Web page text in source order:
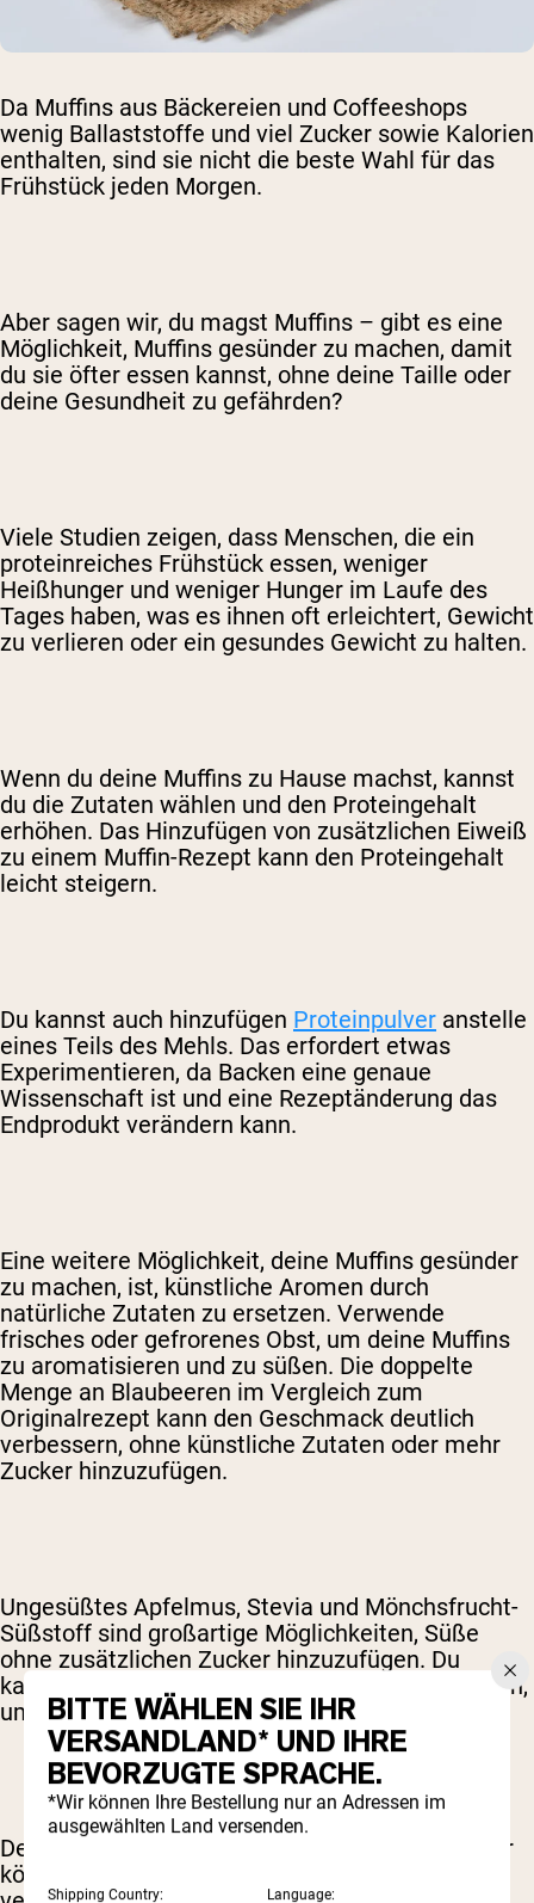
Da Muffins aus Bäckereien und Coffeeshops
wenig Ballaststoffe und viel Zucker sowie Kalorien
enthalten, sind sie nicht die beste Wahl für das
Frühstück jeden Morgen.
Aber sagen wir, du magst Muffins – gibt es eine
Möglichkeit, Muffins gesünder zu machen, damit
du sie öfter essen kannst, ohne deine Taille oder
deine Gesundheit zu gefährden?
Viele Studien zeigen, dass Menschen, die ein
proteinreiches Frühstück essen, weniger
Heißhunger und weniger Hunger im Laufe des
Tages haben, was es ihnen oft erleichtert, Gewicht
zu verlieren oder ein gesundes Gewicht zu halten.
Wenn du deine Muffins zu Hause machst, kannst
du die Zutaten wählen und den Proteingehalt
erhöhen. Das Hinzufügen von zusätzlichen Eiweiß
zu einem Muffin-Rezept kann den Proteingehalt
leicht steigern.
Du kannst auch hinzufügen Proteinpulver anstelle
eines Teils des Mehls. Das erfordert etwas
Experimentieren, da Backen eine genaue
Wissenschaft ist und eine Rezeptänderung das
Endprodukt verändern kann.
Eine weitere Möglichkeit, deine Muffins gesünder
zu machen, ist, künstliche Aromen durch
natürliche Zutaten zu ersetzen. Verwende
frisches oder gefrorenes Obst, um deine Muffins
zu aromatisieren und zu süßen. Die doppelte
Menge an Blaubeeren im Vergleich zum
Originalrezept kann den Geschmack deutlich
verbessern, ohne künstliche Zutaten oder mehr
Zucker hinzuzufügen.
Ungesüßtes Apfelmus, Stevia und Mönchsfrucht-
Süßstoff sind großartige Möglichkeiten, Süße
ohne zusätzlichen Zucker hinzuzufügen. Du
kannst Apfelmus auch anstelle von Öl verwenden,
um Fett und Kalorien zu reduzieren.
Denk daran, Backen ist eine Wissenschaft, daher
können Anpassungen am Rezept das Ergebnis
BITTE WÄHLEN SIE IHR
VERSANDLAND* UND IHRE
BEVORZUGTE SPRACHE.
*Wir können Ihre Bestellung nur an Adressen im
ausgewählten Land versenden.
Shipping Country: Language: